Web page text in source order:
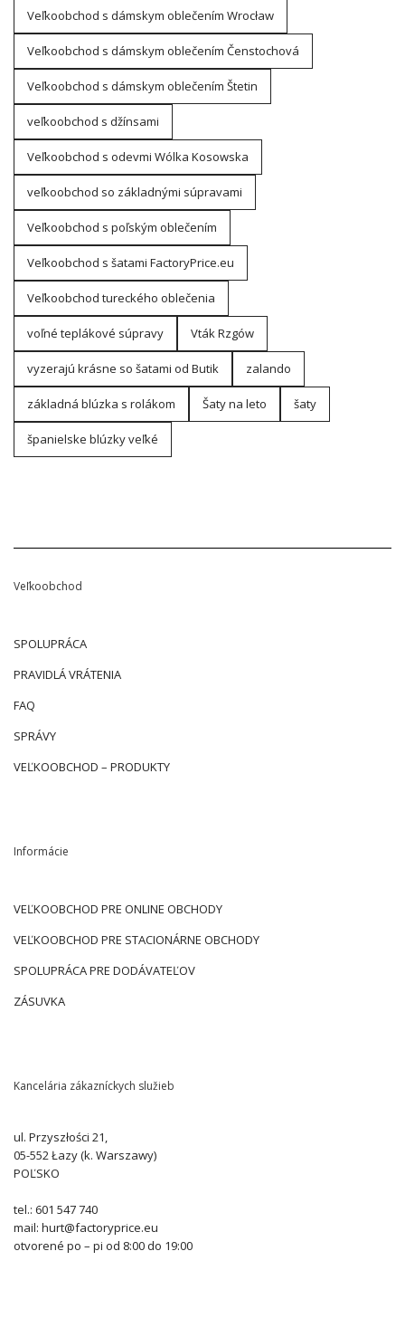
Veľkoobchod s dámskym oblečením Wrocław
Veľkoobchod s dámskym oblečením Čenstochová
Veľkoobchod s dámskym oblečením Štetin
veľkoobchod s džínsami
Veľkoobchod s odevmi Wólka Kosowska
veľkoobchod so základnými súpravami
Veľkoobchod s poľským oblečením
Veľkoobchod s šatami FactoryPrice.eu
Veľkoobchod tureckého oblečenia
voľné teplákové súpravy Vták Rzgów
vyzerajú krásne so šatami od Butik zalando
základná blúzka s rolákom Šaty na leto šaty
španielske blúzky veľké
Veľkoobchod
SPOLUPRÁCA
PRAVIDLÁ VRÁTENIA
FAQ
SPRÁVY
VEĽKOOBCHOD – PRODUKTY
Informácie
VEĽKOOBCHOD PRE ONLINE OBCHODY
VEĽKOOBCHOD PRE STACIONÁRNE OBCHODY
SPOLUPRÁCA PRE DODÁVATEĽOV
ZÁSUVKA
Kancelária zákazníckych služieb
ul. Przyszłości 21,
05-552 Łazy (k. Warszawy)
POĽSKO
tel.: 601 547 740
mail: hurt@factoryprice.eu
otvorené po – pi od 8:00 do 19:00